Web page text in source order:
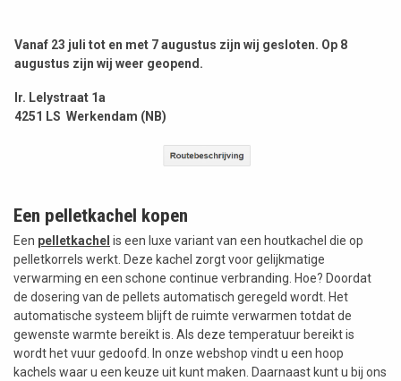
Vanaf 23 juli tot en met 7 augustus zijn wij gesloten. Op 8
augustus zijn wij weer geopend.
Ir. Lelystraat 1a
4251 LS Werkendam (NB)
Een pelletkachel kopen
Een pelletkachel is een luxe variant van een houtkachel die op
pelletkorrels werkt. Deze kachel zorgt voor gelijkmatige
verwarming en een schone continue verbranding. Hoe? Doordat
de dosering van de pellets automatisch geregeld wordt. Het
automatische systeem blijft de ruimte verwarmen totdat de
gewenste warmte bereikt is. Als deze temperatuur bereikt is
wordt het vuur gedoofd. In onze webshop vindt u een hoop
kachels waar u een keuze uit kunt maken. Daarnaast kunt u bij ons